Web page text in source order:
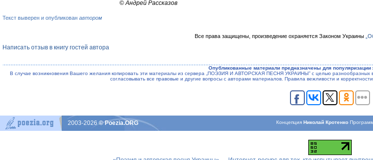
©Андрей Рассказов
Текст выверен и опубликован автором
Все права защищены, произведение охраняется Законом Украины
Написать отзыв в книгу гостей автора
Опубликованные материали предназначены для популяризации
В случае возникновения Вашего желания копировать эти материалы из сервера „ПОЭЗИЯ И АВТОРСКАЯ ПЕСНЯ УКРАИНЫ” с целью разнообразных
согласовывать все правовые и другие вопросы с авторами материалов. Правила вежливости и
КонцепцияНиколай Кротенко
2003-2026© Poezia.ORG